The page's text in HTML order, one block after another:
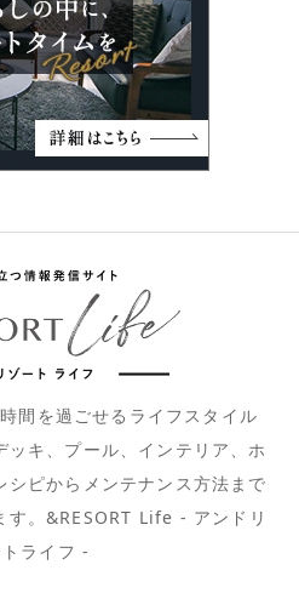
間を過ごせるライフスタイル
キ、プール、インテリア、ホ
シピからメンテナンス方法まで
す。&RESORT Life - アンドリ
ライフ -